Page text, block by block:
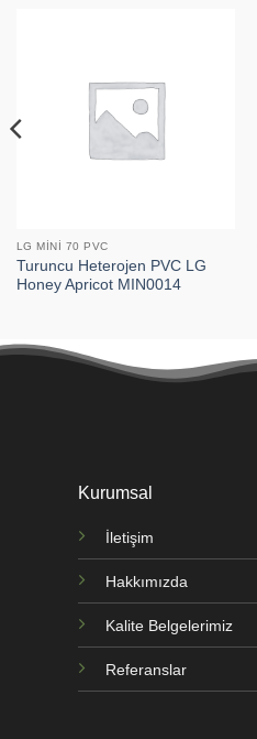
LG MINI 70 PVC
Turuncu Heterojen PVC LG
Honey Apricot MIN0014
Kurumsal
İletişim
Hakkımızda
Kalite Belgelerimiz
Referanslar